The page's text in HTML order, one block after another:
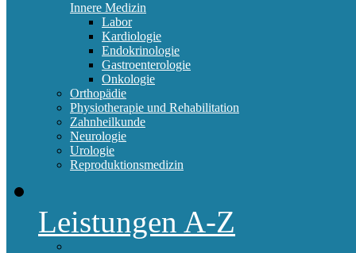
Innere Medizin
Labor
Kardiologie
Endokrinologie
Gastroenterologie
Onkologie
Orthopädie
Physiotherapie und Rehabilitation
Zahnheilkunde
Neurologie
Urologie
Reproduktionsmedizin
Leistungen A-Z